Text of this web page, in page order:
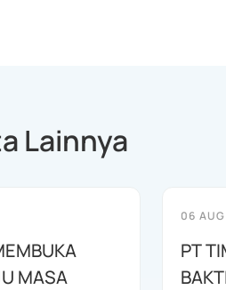
Lainnya
MASA
06
PT